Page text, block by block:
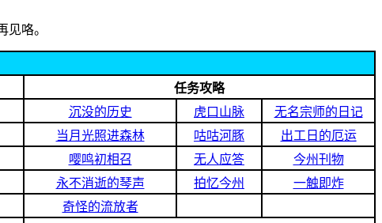
咯。
任务攻略
沉没的历史 虎口山脉
无名宗师的日记
当月光照进森林 咕咕河豚
出工日的厄运
嘤鸣初相召 无人应答
今州刊物
永不消逝的琴声 拍忆今州
一触即炸
奇怪的流放者